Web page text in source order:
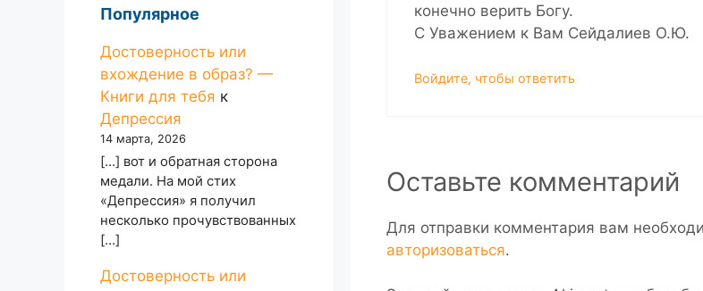
конечно верить Богу.
С Уважением к Вам Сейдалиев О.Ю.
Войдите, чтобы ответить
Оставьте комментарий
Для отправки комментария вам
авторизоваться.
Популярное
Достоверность или
вхождение в образ? —
Книги для тебя к
Депрессия
14 марта, 2026
[…] вот и обратная сторона
медали. На мой стих
«Депрессия» я получил
несколько прочувствованных
[…]
Достоверность или